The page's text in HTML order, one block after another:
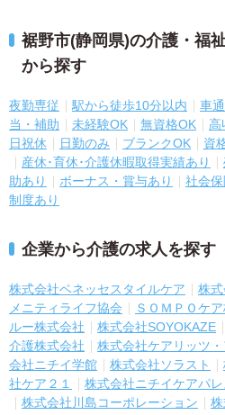
裾野市(静岡県)の介護・福
から探す
夜勤専従 駅から徒歩10分以内 車
当・補助
未経験OK 無資格OK 高
日祝休
日勤のみ ブランクOK 資
産休･育休･介護休暇取得実績あり
助あり
ボーナス・賞与あり 社会
制度あり
企業から介護の求人を探す
株式会社ベネッセスタイルケア 株
メニティライフ協会
ＳＯＭＰＯケ
ルー株式会社
株式会社SOYOKAZE
介護株式会社
株式会社ケアリッツ
会社ニチイ学館
株式会社ソラスト
社ケア２１
株式会社ニチイケアパレ
株式会社川島コーポレーション